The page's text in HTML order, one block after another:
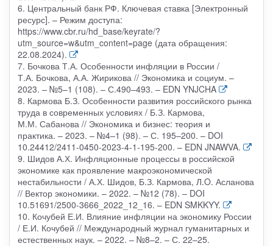
6. Центральный банк РФ. Ключевая ставка [Электронный
ресурс]. – Режим доступа:
https://www.cbr.ru/hd_base/keyrate/?
utm_source=w&utm_content=page (дата обращения:
22.08.2024).
7. Бочкова Т.А. Особенности инфляции в России /
Т.А. Бочкова, А.А. Жирикова // Экономика и социум. –
2023. – №5–1 (108). – С.490–493. – EDN YNJCHA
8. Кармова Б.З. Особенности развития российского рынка
труда в современных условиях / Б.З. Кармова,
М.М. Сабанова // Экономика и бизнес: теория и
практика. – 2023. – №4–1 (98). – С. 195–200. – DOI
10.24412/2411-0450-2023-4-1-195-200. – EDN JNAWVA.
9. Шидов А.Х. Инфляционные процессы в российской
экономике как проявление макроэкономической
нестабильности / А.Х. Шидов, Б.З. Кармова, Л.O. Асланова
// Вектор экономики. – 2022. – №12 (78). – DOI
10.51691/2500-3666_2022_12_16. – EDN SMKKYY.
10. Кочубей Е.И. Влияние инфляции на экономику России
/ Е.И. Кочубей // Международный журнал гуманитарных и
естественных наук. – 2022. – №8–2. – С. 22–25.